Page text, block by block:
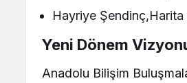
Hayriye Şendinç,Harita
Yeni Dönem
Anadolu Bilişim